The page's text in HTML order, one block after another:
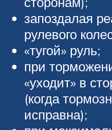
запоздалая
рулевого
«тугой» руль;
при
«уходит» в
(когда
исправна);